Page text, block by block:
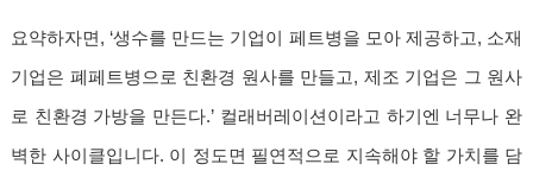
요약하자면, ‘생수를 만드는 기업이 페트병을 모아 제공하고, 소재
기업은 폐페트병으로 친환경 원사를 만들고, 제조 기업은 그 원사
로 친환경 가방을 만든다.’ 컬래버레이션이라고 하기엔 너무나 완
벽한 사이클입니다. 이 정도면 필연적으로 지속해야 할 가치를 담